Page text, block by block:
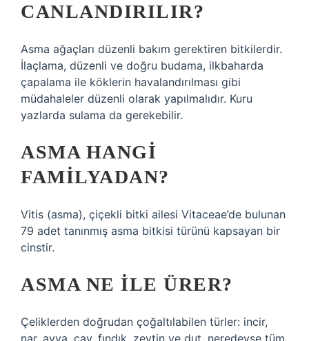
CANLANDIRILIR?
Asma ağaçları düzenli bakım gerektiren bitkilerdir.
İlaçlama, düzenli ve doğru budama, ilkbaharda
çapalama ile köklerin havalandırılması gibi
müdahaleler düzenli olarak yapılmalıdır. Kuru
yazlarda sulama da gerekebilir.
ASMA HANGI
FAMILYADAN?
Vitis (asma), çiçekli bitki ailesi Vitaceae’de bulunan
79 adet tanınmış asma bitkisi türünü kapsayan bir
cinstir.
ASMA NE ILE ÜRER?
Çeliklerden doğrudan çoğaltılabilen türler: incir,
nar, ayva, çay, fındık, zeytin ve dut, neredeyse tüm